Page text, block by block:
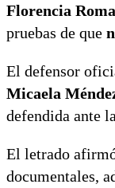
Florencia
pruebas de que
El defensor
Micaela
defendida ante la
El letrado
documentales,